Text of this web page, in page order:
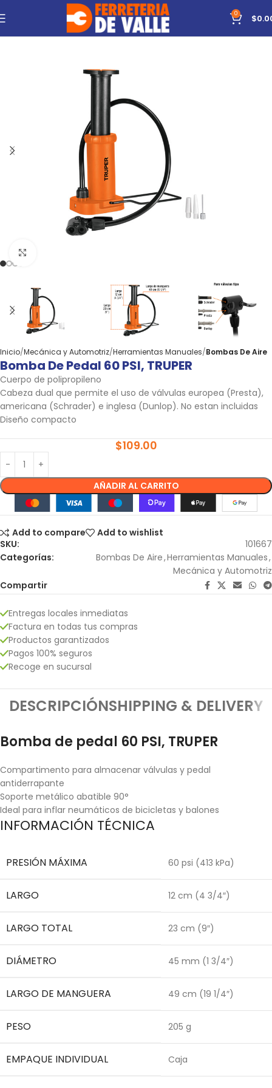
0 $
Inicio Mecánica y Automotriz Herramientas Manuales Bombas De Aire
Bomba De Pedal 60 PSI, TRUPER
Cuerpo de polipropileno
Cabeza dual que permite el uso de válvulas europea (Presta),
americana (Schrader) e inglesa (Dunlop). No estan incluidas
Diseño compacto
$109.00
AÑADIR AL CARRITO
Add to compare
Add to wishlist
SKU:
101667
Categorías:
Bombas De Aire,Herramientas Manuales,
Mecánica y Automotriz
Compartir
Entregas locales inmediatas
Factura en todas tus compras
Productos garantizados
Pagos 100% seguros
Recoge en sucursal
DESCRIPCIÓNSHIPPING & DELIVERY
Bomba de pedal 60 PSI, TRUPER
Compartimento para almacenar válvulas y pedal
antiderrapante
Soporte metálico abatible 90°
Ideal para inflar neumáticos de bicicletas y balones
INFORMACIÓN TÉCNICA
PRESIÓN MÁXIMA 60 psi (413 kPa)
LARGO 12 cm (4 3/4″)
LARGO TOTAL 23 cm (9″)
DIÁMETRO 45 mm (1 3/4″)
LARGO DE MANGUERA 49 cm (19 1/4″)
PESO 205 g
EMPAQUE INDIVIDUAL Caja